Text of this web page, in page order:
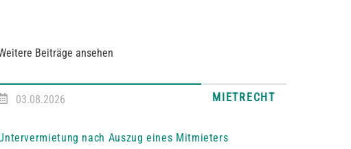
Beiträge ansehen
03.08.2026 MIETRECHT
nach Auszug eines Mitmieters